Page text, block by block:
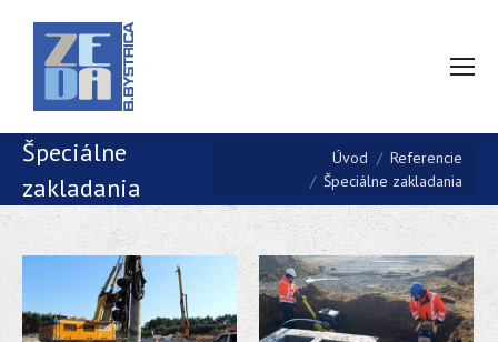
Špeciálne
zakladania
Úvod
Referencie
Špeciálne zakladania